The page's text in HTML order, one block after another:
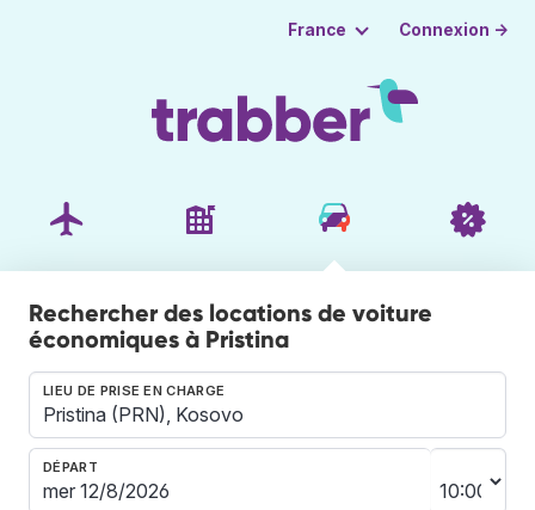
France Connexion →
Rechercher des locations de voiture
économiques à Pristina
LIEU DE PRISE EN CHARGE
DÉPART